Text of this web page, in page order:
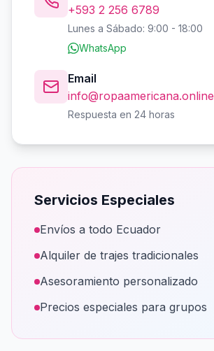
+593 2 256 6789
Lunes a Sábado: 9:00 - 18:00
WhatsApp
Email
info@ropaamericana.online
Respuesta en 24 horas
Servicios Especiales
Envíos a todo Ecuador
Alquiler de trajes tradicionales
Asesoramiento personalizado
Precios especiales para grupos